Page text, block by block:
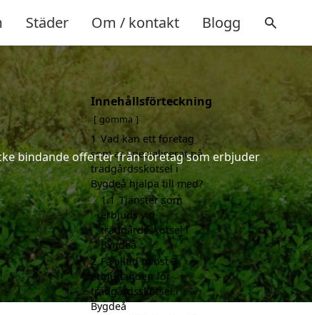
Städer Om / kontakt Blogg
bindande offerter från företag som erbjuder
Innehållsförteckning
gömma
1 Vad kan ett företag
som är specialiserat på
trädgårdsskötsel i
Bygdeå hjälpa till med?
1.1 Tjänster som
erbjuds vid
trädgårdsskötsel i
Bygdeå
2 Få alltid minst 3
erbjudanden för
trädgårdsskötsel i
Bygdeå